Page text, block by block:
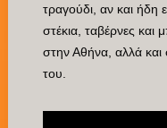
τραγούδι, αν και ήδη
στέκια, ταβέρνες
στην Αθήνα, αλλά και
του.